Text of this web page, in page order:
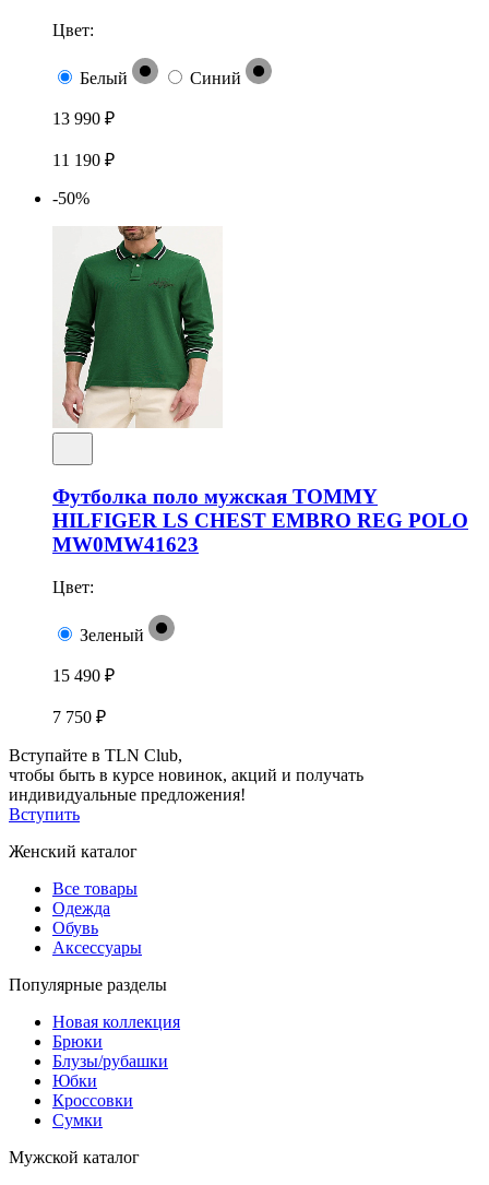
Цвет:
Белый Синий
13 990 ₽
11 190 ₽
-50%
Футболка поло мужская TOMMY
HILFIGER LS CHEST EMBRO REG POLO
MW0MW41623
Цвет:
Зеленый
15 490 ₽
7 750 ₽
Вступайте в TLN Club,
чтобы быть в курсе новинок, акций и получать
индивидуальные предложения!
Вступить
Женский каталог
Все товары
Одежда
Обувь
Аксессуары
Популярные разделы
Новая коллекция
Брюки
Блузы/рубашки
Юбки
Кроссовки
Сумки
Мужской каталог